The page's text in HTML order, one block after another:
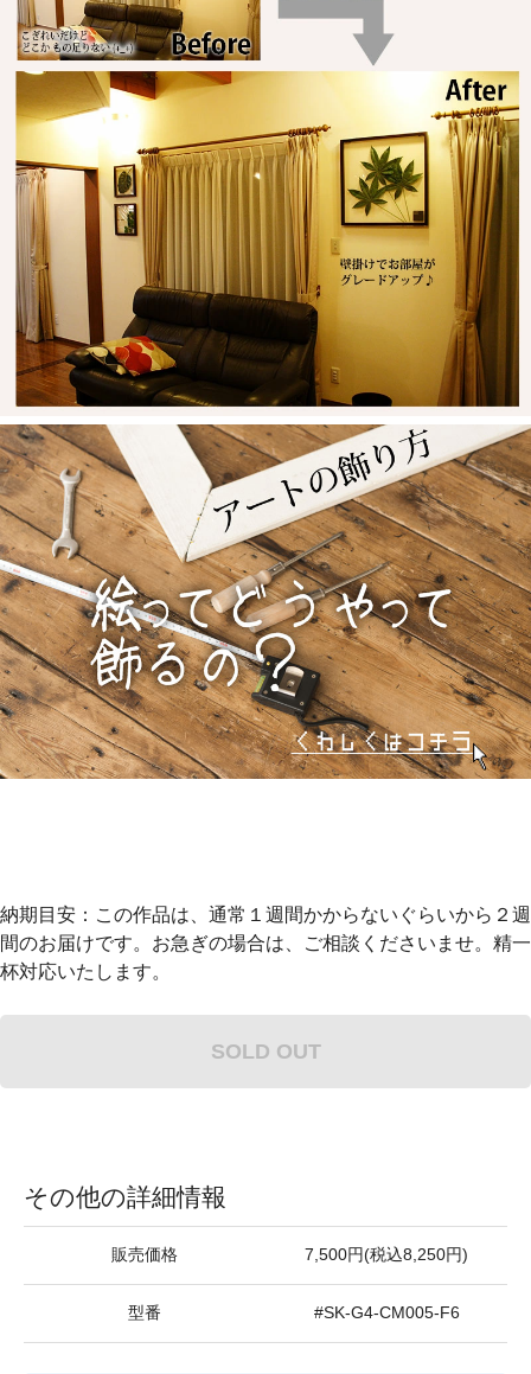
納期目安：この作品は、通常１週間かからないぐらいから２週
間のお届けです。お急ぎの場合は、ご相談くださいませ。精一
杯対応いたします。
SOLD OUT
その他の詳細情報
販売価格 7,500円(税込8,250円)
型番 #SK-G4-CM005-F6